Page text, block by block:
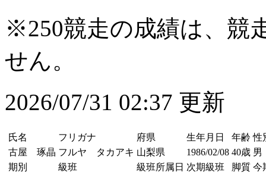
※250競走の成績は、競
せん。
2026/07/31 02:37 更新
氏名 フリガナ 府県 生年月日 年齢 性
古屋 琢晶 フルヤ タカアキ 山梨県 1986/02/08 40歳 男
期別
級班 級班所属日 次期級班 脚質 今